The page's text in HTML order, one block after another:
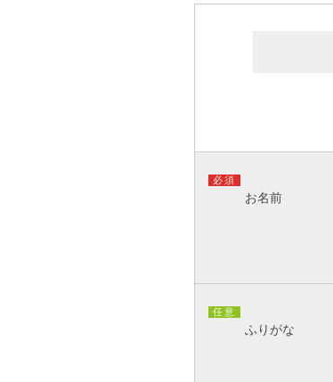
必須
お名前
任意
ふりがな